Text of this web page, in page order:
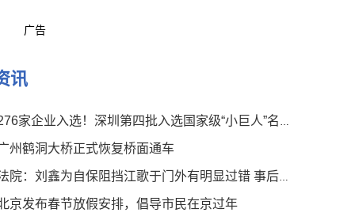
广告
讯
家企业入选！深圳第四批入选国家级“小巨人”名单公布
州鹤洞大桥正式恢复桥面通车
院：刘鑫为自保阻挡江歌于门外有明显过错 事后言论有违伦常
京发布春节放假安排，倡导市民在京过年